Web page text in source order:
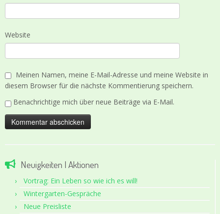
Website
Meinen Namen, meine E-Mail-Adresse und meine Website in
diesem Browser für die nächste Kommentierung speichern.
Benachrichtige mich über neue Beiträge via E-Mail.
Neuigkeiten | Aktionen
Vortrag: Ein Leben so wie ich es will!
Wintergarten-Gespräche
Neue Preisliste